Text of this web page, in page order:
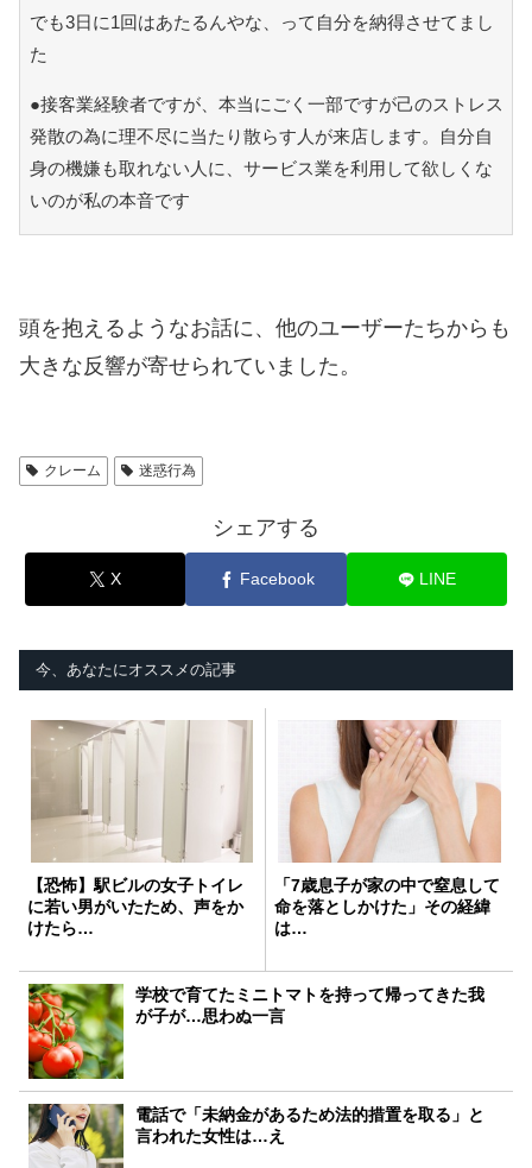
でも3日に1回はあたるんやな、って自分を納得させてまし
た
●接客業経験者ですが、本当にごく一部ですが己のストレス
発散の為に理不尽に当たり散らす人が来店します。自分自
身の機嫌も取れない人に、サービス業を利用して欲しくな
いのが私の本音です
頭を抱えるようなお話に、他のユーザーたちからも
大きな反響が寄せられていました。
クレーム 迷惑行為
シェアする
X Facebook LINE
今、あなたにオススメの記事
【恐怖】駅ビルの女子トイレ
に若い男がいたため、声をか
けたら…
「7歳息子が家の中で窒息して
命を落としかけた」その経緯
は…
学校で育てたミニトマトを持って帰ってきた我
が子が…思わぬ一言
電話で「未納金があるため法的措置を取る」と
言われた女性は…え